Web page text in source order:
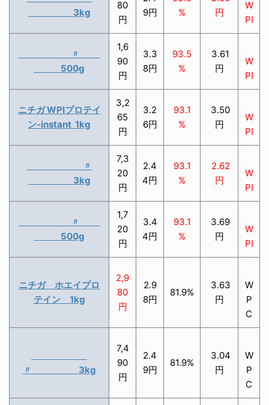
3kg
80
円
9円
%
円
W
PI
〃
500g
1,6
90
円
3.3
8円
93.5
%
3.61
円
W
PI
ニチガ WPIプロテイ
ン-instant 1kg
3,2
65
円
3.2
6円
93.1
%
3.50
円
W
PI
〃
3kg
7,3
20
円
2.4
4円
93.1
%
2.62
円
W
PI
〃
500g
1,7
20
円
3.4
4円
93.1
%
3.69
円
W
PI
ニチガ ホエイプロ
テイン 1kg
2,9
80
円
2.9
8円
81.9%
3.63
円
W
P
C
〃 3kg
7,4
90
円
2.4
9円
81.9%
3.04
円
W
P
C